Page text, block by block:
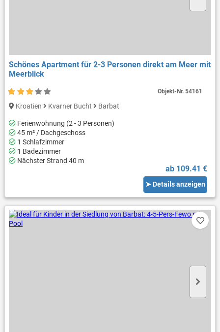
Schönes Apartment für 2-3 Personen direkt am Meer mit
Meerblick
Kroatien Kvarner Bucht Barbat
Ferienwohnung (2 - 3 Personen)
45 m² / Dachgeschoss
1 Schlafzimmer
1 Badezimmer
Nächster Strand 40 m
ab 109.41 €
➤ Details anzeigen
Objekt-Nr.54161